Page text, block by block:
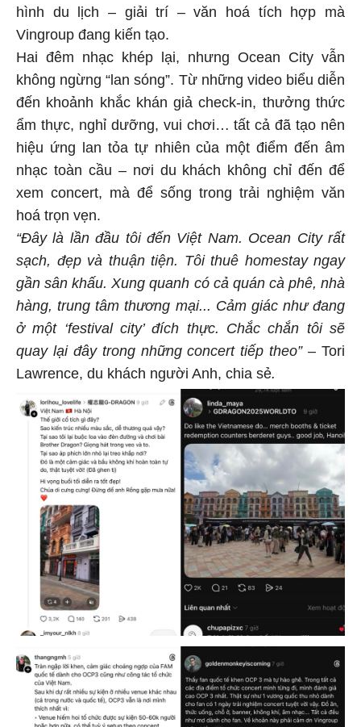
hình du lịch – giải trí – văn hoá tích hợp mà
Vingroup đang kiến tạo.
Hai đêm nhạc khép lại, nhưng Ocean City vẫn
không ngừng “lan sóng”. Từ những video biểu diễn
đến khoảnh khắc khán giả check-in, thưởng thức
ẩm thực, nghỉ dưỡng, vui chơi… tất cả đã tạo nên
hiệu ứng lan tỏa tự nhiên của một điểm đến âm
nhạc toàn cầu – nơi du khách không chỉ đến để
xem concert, mà để sống trong trải nghiệm văn
hoá trọn vẹn.
“Đây là lần đầu tôi đến Việt Nam. Ocean City rất
sạch, đẹp và thuận tiện. Tôi thuê homestay ngay
gần sân khấu. Xung quanh có cả quán cà phê, nhà
hàng, trung tâm thương mại... Cảm giác như đang
ở một ‘festival city’ đích thực. Chắc chắn tôi sẽ
quay lại đây trong những concert tiếp theo” – Tori
Lawrence, du khách người Anh, chia sẻ